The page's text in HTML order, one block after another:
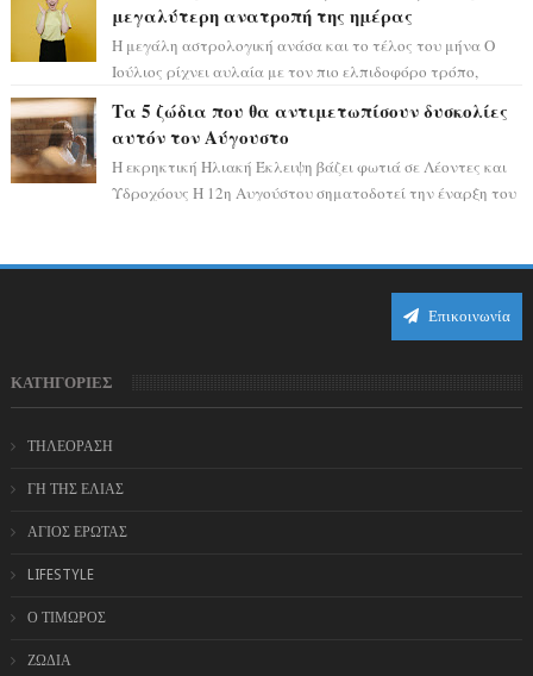
μεγαλύτερη ανατροπή της ημέρας
Η μεγάλη αστρολογική ανάσα και το τέλος του μήνα Ο
Ιούλιος ρίχνει αυλαία με τον πιο ελπιδοφόρο τρόπο,
Τα 5 ζώδια που θα αντιμετωπίσουν δυσκολίες
αυτόν τον Αύγουστο
Η εκρηκτική Ηλιακή Έκλειψη βάζει φωτιά σε Λέοντες και
Υδροχόους Η 12η Αυγούστου σηματοδοτεί την έναρξη του
Επικοινωνία
ΚΑΤΗΓΟΡΙΕΣ
ΤΗΛΕΟΡΑΣΗ
ΓΗ ΤΗΣ ΕΛΙΑΣ
ΑΓΙΟΣ ΕΡΩΤΑΣ
LIFESTYLE
Ο ΤΙΜΩΡΟΣ
ΖΩΔΙΑ